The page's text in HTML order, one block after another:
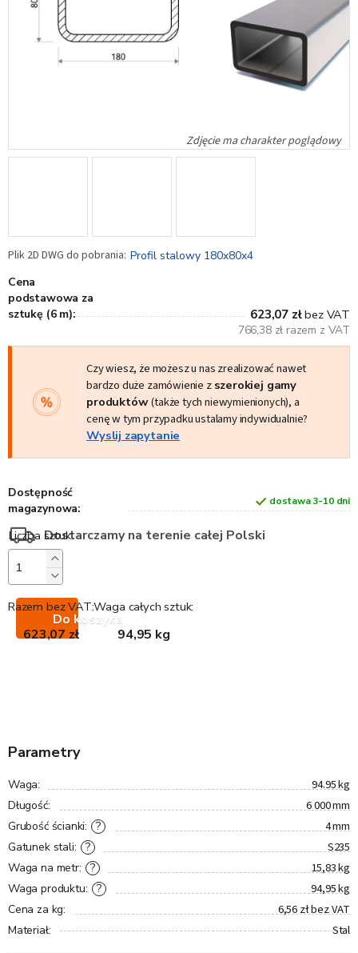
Profil stalowy 180x80x4
Cena
podstawowa za
sztukę (6 m):
623,07 złbez VAT
766,38 zł razem z VAT
Czy wiesz, że możesz u nas zrealizować nawet
bardzo duże zamówienie z szerokiej gamy
produktów(także tych niewymienionych), a
cenę w tym przypadku ustalamy indywidualnie?
Wyslij zapytanie
Dostępność
magazynowa:
dostawa 3-10 dni
Dostarczamy na terenie całej Polski
Do koszyka
Waga całych sztuk:
94,95 kg
Razem bez VAT:
623,07 zł
Parametry
Waga: 94.95 kg
Długość: 6 000 mm
?
Grubość ścianki: 4 mm
?
Gatunek stali: S235
?
Waga na metr: 15,83 kg
?
Waga produktu: 94,95 kg
Cena za kg: 6,56 zł bez VAT
Materiał: Stal